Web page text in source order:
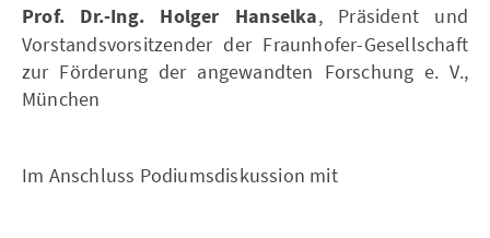
Prof. Dr.-Ing. Holger Hanselka, Präsident und
Vorstandsvorsitzender der Fraunhofer-Gesellschaft
zur Förderung der angewandten Forschung e. V.,
München
Im Anschluss Podiumsdiskussion mit